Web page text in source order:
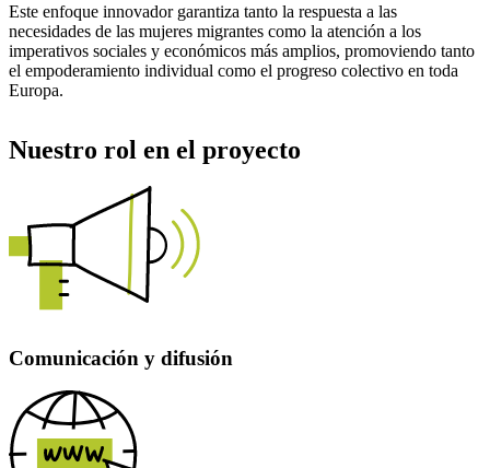
Este enfoque innovador garantiza tanto la respuesta a las
necesidades de las mujeres migrantes como la atención a los
imperativos sociales y económicos más amplios, promoviendo tanto
el empoderamiento individual como el progreso colectivo en toda
Europa.
Nuestro rol en el proyecto
Comunicación y difusión